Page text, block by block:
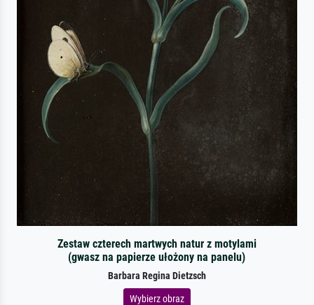
Zestaw czterech martwych natur z motylami
(gwasz na papierze ułożony na panelu)
Barbara Regina Dietzsch
Wybierz obraz